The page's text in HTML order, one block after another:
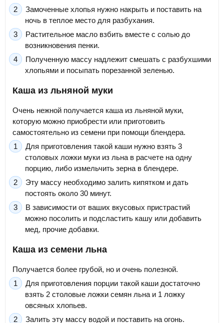
Замоченные хлопья нужно накрыть и поставить на
ночь в теплое место для разбухания.
Растительное масло взбить вместе с солью до
возникновения пенки.
Полученную массу надлежит смешать с разбухшими
хлопьями и посыпать порезанной зеленью.
Каша из льняной муки
Очень нежной получается каша из льняной муки,
которую можно приобрести или приготовить
самостоятельно из семени при помощи блендера.
Для приготовления такой каши нужно взять 3
столовых ложки муки из льна в расчете на одну
порцию, либо измельчить зерна в блендере.
Эту массу необходимо залить кипятком и дать
постоять около 30 минут.
В зависимости от ваших вкусовых пристрастий
можно посолить и подсластить кашу или добавить
мед, прочие добавки.
Каша из семени льна
Получается более грубой, но и очень полезной.
Для приготовления порции такой каши достаточно
взять 2 столовые ложки семян льна и 1 ложку
овсяных хлопьев.
Залить эту массу водой и поставить на огонь.